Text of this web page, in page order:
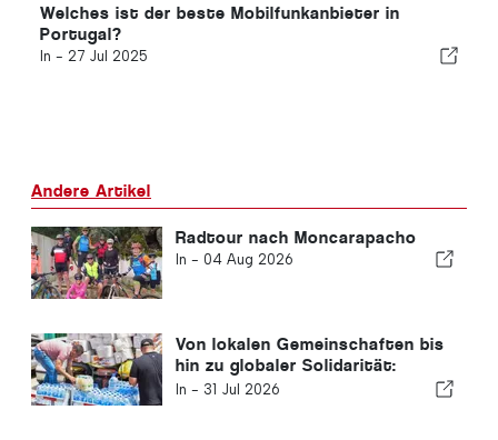
Welches ist der beste Mobilfunkanbieter in
Portugal?
In - 27 Jul 2025
Andere Artikel
Radtour nach Moncarapacho
In - 04 Aug 2026
Von lokalen Gemeinschaften bis
hin zu globaler Solidarität:
Gemeinsame Hilfsmaßnahmen
In - 31 Jul 2026